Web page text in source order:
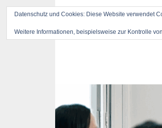
Datenschutz und Cookies: Diese Website verwendet
Weitere Informationen, beispielsweise zur Kontrolle